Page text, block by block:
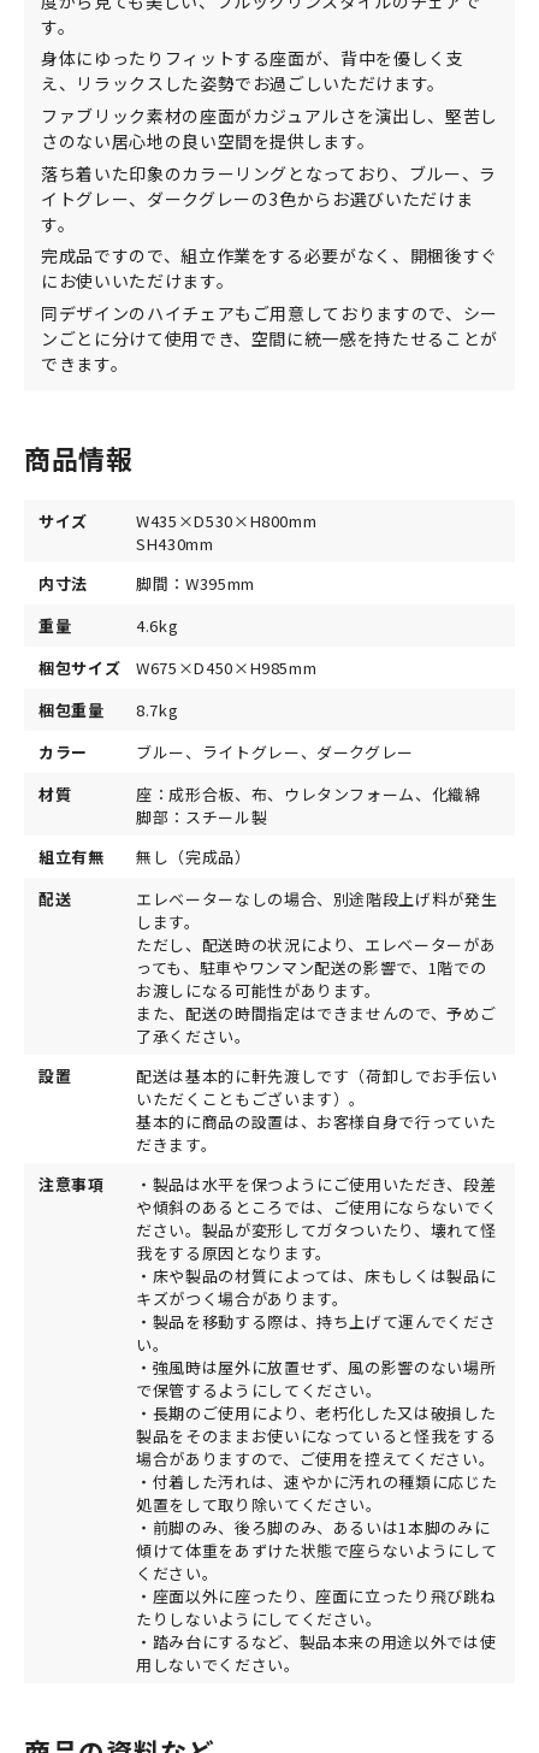
す。
身体にゆったりフィットする座面が、背中を優しく支
え、リラックスした姿勢でお過ごしいただけます。
ファブリック素材の座面がカジュアルさを演出し、堅苦し
さのない居心地の良い空間を提供します。
落ち着いた印象のカラーリングとなっており、ブルー、ラ
イトグレー、ダークグレーの3色からお選びいただけま
す。
完成品ですので、組立作業をする必要がなく、開梱後すぐ
にお使いいただけます。
同デザインのハイチェアもご用意しておりますので、シー
ンごとに分けて使用でき、空間に統一感を持たせることが
できます。
商品情報
サイズ
W435×D530×H800mm
SH430mm
内寸法
脚間：W395mm
重量
4.6kg
梱包サイズ
W675×D450×H985mm
梱包重量
8.7kg
カラー
ブルー、ライトグレー、ダークグレー
材質
座：成形合板、布、ウレタンフォーム、化織綿
脚部：スチール製
組立有無
無し（完成品）
配送
エレベーターなしの場合、別途階段上げ料が発生
します。
ただし、配送時の状況により、エレベーターがあ
っても、駐車やワンマン配送の影響で、1階での
お渡しになる可能性があります。
また、配送の時間指定はできませんので、予めご
了承ください。
設置
配送は基本的に軒先渡しです（荷卸しでお手伝い
いただくこともございます）。
基本的に商品の設置は、お客様自身で行っていた
だきます。
注意事項
・製品は水平を保つようにご使用いただき、段差
や傾斜のあるところでは、ご使用にならないでく
ださい。製品が変形してガタついたり、壊れて怪
我をする原因となります。
・床や製品の材質によっては、床もしくは製品に
キズがつく場合があります。
・製品を移動する際は、持ち上げて運んでくださ
い。
・強風時は屋外に放置せず、風の影響のない場所
で保管するようにしてください。
・長期のご使用により、老朽化した又は破損した
製品をそのままお使いになっていると怪我をする
場合がありますので、ご使用を控えてください。
・付着した汚れは、速やかに汚れの種類に応じた
処置をして取り除いてください。
・前脚のみ、後ろ脚のみ、あるいは1本脚のみに
傾けて体重をあずけた状態で座らないようにして
ください。
・座面以外に座ったり、座面に立ったり飛び跳ね
たりしないようにしてください。
・踏み台にするなど、製品本来の用途以外では使
用しないでください。